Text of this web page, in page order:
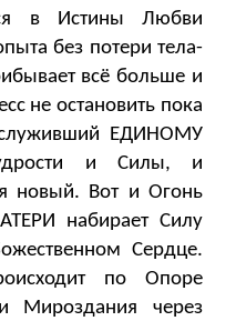
в Истины Любви
без потери тела-
всё больше и
не остановить пока
ЕДИНОМУ
и Силы, и
новый. Вот и Огонь
набирает Силу
Сердце.
по Опоре
Мироздания через